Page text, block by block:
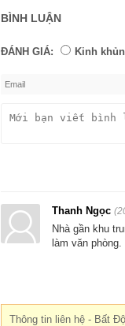
BÌNH LUẬN
ĐÁNH GIÁ: Kinh
Thanh Ngọc
Nhà gần khu
làm văn phòng.
Thông tin liên hệ - Bất